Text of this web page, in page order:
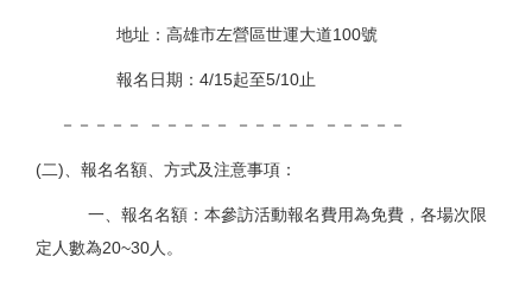
地址：高雄市左營區世運大道100號
報名日期：4/15起至5/10止
－－－－－ －－－－－ －－－－－ －－－－－
(二)、報名名額、方式及注意事項：
一、報名名額：本參訪活動報名費用為免費，各場次限
定人數為20~30人。